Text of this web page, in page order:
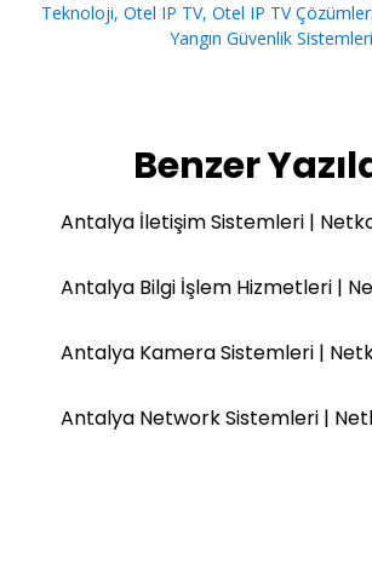
Teknoloji, Otel IP TV, Otel IP TV Çözümleri
Yangın Güvenlik Sistemleri
Benzer
Antalya İletişim Sistemleri |
Antalya Bilgi İşlem Hizmetleri |
Antalya Kamera Sistemleri |
Antalya Network Sistemleri |